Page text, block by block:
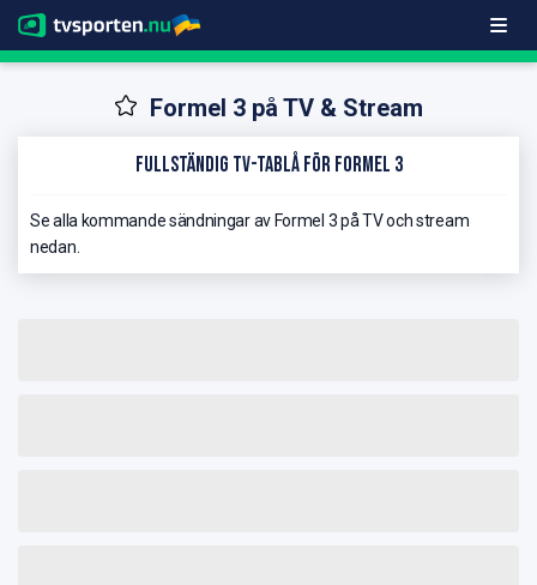
Formel 3 på TV & Stream
Fullständig TV-Tablå för Formel 3
Se alla kommande sändningar av Formel 3 på TV och stream
nedan.